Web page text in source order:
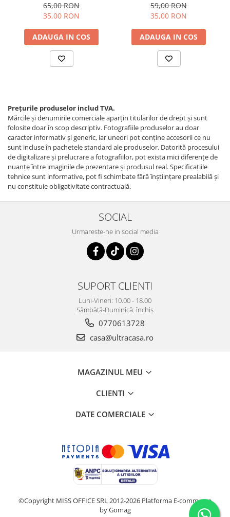
65,00 RON
35,00 RON
ADAUGA IN COS
59,00 RON
35,00 RON
ADAUGA IN COS
Prețurile produselor includ TVA.
Mărcile și denumirile comerciale aparțin titularilor de drept şi sunt
folosite doar în scop descriptiv. Fotografiile produselor au doar
caracter informativ şi generic, iar uneori pot conţine accesorii ce nu
sunt incluse în pachetele standard ale produselor. Datorită procesului
de digitalizare și prelucrare a fotografiilor, pot exista mici diferențe de
nuanțe între imaginile de prezentare și produsul real. Specificaţiile
tehnice sunt informative, pot fi schimbate fără înştiinţare prealabilă şi
nu constituie obligativitate contractuală.
SOCIAL
Urmareste-ne in social media
SUPORT CLIENTI
Luni-Vineri: 10.00 - 18.00
Sâmbătă-Duminică: închis
0770613728
casa@ultracasa.ro
MAGAZINUL MEU
CLIENTI
DATE COMERCIALE
©Copyright MISS OFFICE SRL 2012-2026 Platforma E-commerce
by Gomag